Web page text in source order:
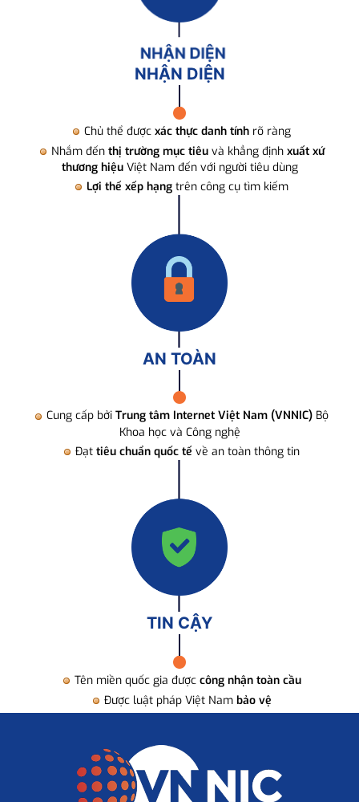
NHẬN DIỆN
Chủ thể được xác thực danh tính rõ ràng
Nhắm đến thị trường mục tiêuvà khẳng định xuất xứ
thương hiệuViệt Nam đến với người tiêu dùng
Lợi thế xếp hạng trên công cụ tìm kiếm
AN TOÀN
Cung cấp bởi Trung tâm Internet Việt Nam (VNNIC) Bộ
Khoa học và Công nghệ
Đạt tiêu chuẩn quốc tế về an toàn thông tin
TIN CẬY
Tên miền quốc gia được công nhận toàn cầu
Được luật pháp Việt Nam bảo vệ